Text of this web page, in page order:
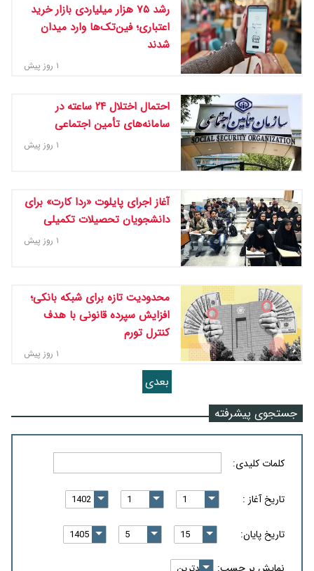
رشد ۷۵ هزار میلیاردی بازار خرید
اعتباری؛ فین‌تک‌ها وارد میدان
شدند
۱ روز پیش
احتمال اختلال ۲۴ ساعته در
سامانه‌های تأمین اجتماعی
۱ روز پیش
آغاز اجرای پایلوت «ردا کارت» برای
دانشجویان تحصیلات تکمیلی
۱ روز پیش
محدودیت تازه برای شبکه بانکی؛
افزایش سپرده قانونی با هدف
کنترل تورم
۱ روز پیش
بعدی
جستجوی پیشرفته
کلمات کلیدی:
تاریخ آغاز :
تاریخ پایان:
نمایش بر حسب: